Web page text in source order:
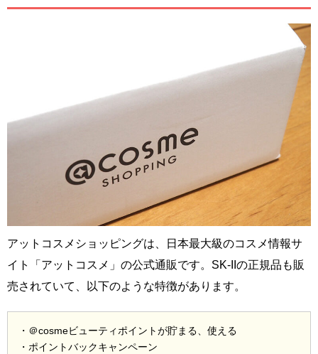
アットコスメショッピングは、日本最大級のコスメ情報サ
イト「アットコスメ」の公式通販です。SK-IIの正規品も販
売されていて、以下のような特徴があります。
・＠cosmeビューティポイントが貯まる、使える
・ポイントバックキャンペーン